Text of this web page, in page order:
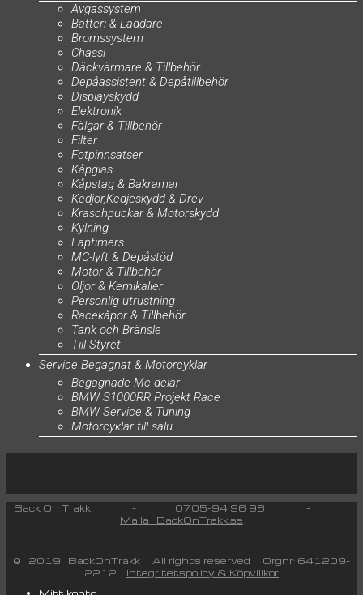
Avgassystem
Batteri & Laddare
Bromssystem
Chassi
Däckvärmare & Tillbehör
Depåassistent & Depåtillbehör
Displayskydd
Elektronik
Fälgar & Tillbehör
Filter
Fotpinnsatser
Kåpglas
Kåpstag & Bakramar
Kedjor,Kedjeskydd & Drev
Kraschpuckar & Motorskydd
Kylning
Laptimers
MC-lyft & Depåstöd
Motor & Tillbehör
Oljor & Kemikalier
Personlig utrustning
Racekåpor & Tillbehör
Tank och Bränsle
Till Styret
Service Begagnat & Motorcyklar
Begagnade Mc-delar
BMW S1000RR Projekt Race
BMW Service & Tuning
Motorcyklar till salu
Back On Trakk - 0705-94 96 98 -
Maila BackOnTrakk.se
© 2019 BackOnTrakk All rights reserved Orgnr: 641209-
2212 Integritetspolicy & Köpvillkor